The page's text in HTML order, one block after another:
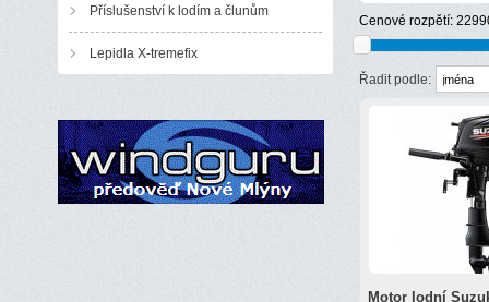
Příslušenství k lodím a člunům
Lepidla X-tremefix
Cenové rozpětí:
Řadit podle:
Motor lodní